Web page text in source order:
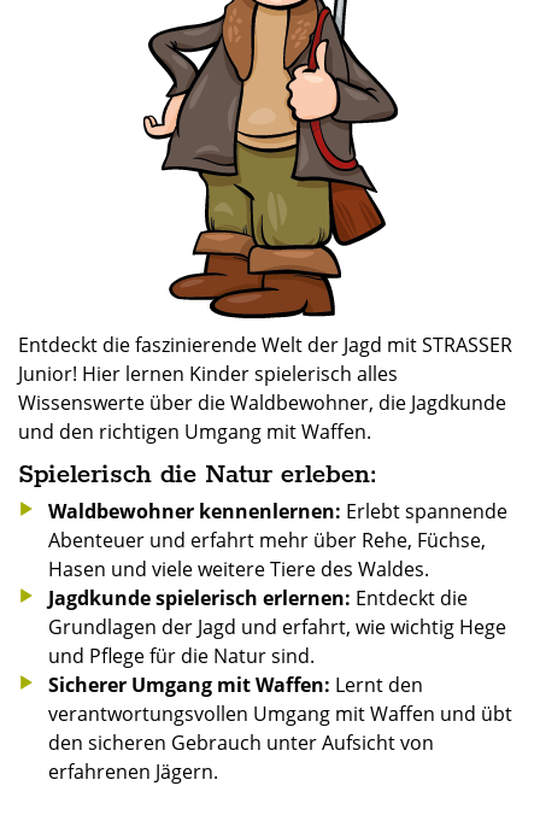
Entdeckt die faszinierende Welt der Jagd mit STRASSER
Junior! Hier lernen Kinder spielerisch alles
Wissenswerte über die Waldbewohner, die Jagdkunde
und den richtigen Umgang mit Waffen.
Spielerisch die Natur erleben:
Waldbewohner kennenlernen: Erlebt spannende
Abenteuer und erfahrt mehr über Rehe, Füchse,
Hasen und viele weitere Tiere des Waldes.
Jagdkunde spielerisch erlernen: Entdeckt die
Grundlagen der Jagd und erfahrt, wie wichtig Hege
und Pflege für die Natur sind.
Sicherer Umgang mit Waffen: Lernt den
verantwortungsvollen Umgang mit Waffen und übt
den sicheren Gebrauch unter Aufsicht von
erfahrenen Jägern.